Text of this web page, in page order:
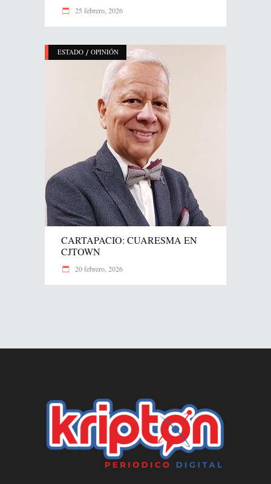
25 febrero, 2026
ESTADO / OPINIÓN
CARTAPACIO: CUARESMA EN
CJTOWN
20 febrero, 2026